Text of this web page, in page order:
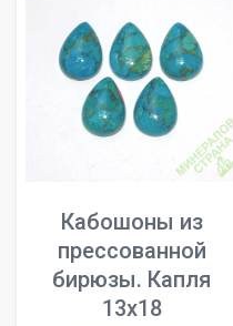
Кабошоны из
прессованной
бирюзы. Капля
13х18